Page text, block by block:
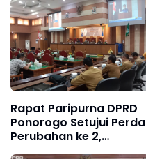
Sancoko: Menuju
Ponorogo Hebat
Rapat Paripurna DPRD
Ponorogo Setujui Perda
Perubahan ke 2,
Tentang Susunan dan